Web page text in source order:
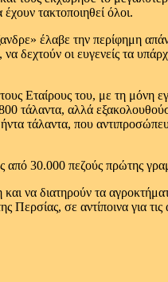
τακτοποιηθεί όλοι.
έλαβε την περίφημη
δεχτούν οι ευγενείς τα
Εταίρους του, με τη μόνη
τάλαντα, αλλά
τάλαντα, που
30.000 πεζούς πρώτης
να διατηρούν τα
σε αντίποινα για